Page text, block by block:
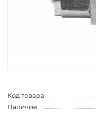
Код товара:
Наличие: